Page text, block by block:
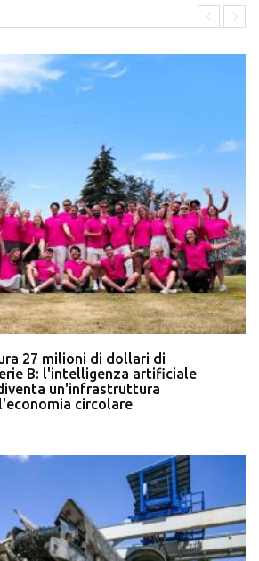
27 milioni di dollari di
B: l'intelligenza artificiale
un'infrastruttura
circolare